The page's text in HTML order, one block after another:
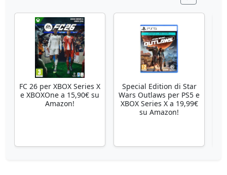
FC 26 per XBOX Series X
e XBOXOne a 15,90€ su
Amazon!
Special Edition di Star
Wars Outlaws per PS5 e
XBOX Series X a 19,99€
su Amazon!